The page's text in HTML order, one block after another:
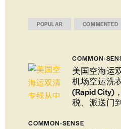
POPULAR COMMENTED
COMMON-
美国空海运
机场空运洗
(Rapid City)
税、派送门
COMMON-SENSE